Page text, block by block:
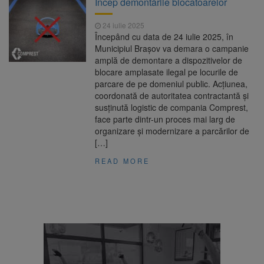
6 august 2026
AUR a lansat platforma
suspeND.ro pentru urmărirea inițiativei de
suspendare a președintelui Nicușor Dan
6 august 2026
Înalta Curte analizează
dosarul lui Călin Georgescu și Horațiu Potra.
Judecătorii decid dacă începe procesul
Strategia națională pentru
biodiversitate 2026-2030, adoptată de Senat.
Proiectul merge la promulgare
24 iulie 2025
Începând cu data de 24 iulie 2025, în
Municipiul Brașov va demara o campanie
amplă de demontare a dispozitivelor de
blocare amplasate ilegal pe locurile de
parcare de pe domeniul public. Acțiunea,
coordonată de autoritatea contractantă și
susținută logistic de compania Comprest,
face parte dintr-un proces mai larg de
organizare și modernizare a parcărilor de
[…]
READ MORE